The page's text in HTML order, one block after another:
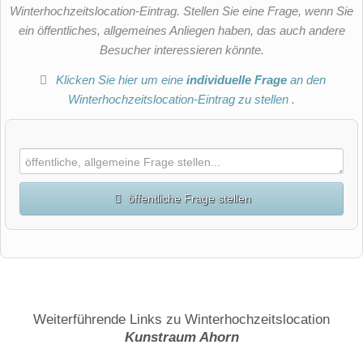
Winterhochzeitslocation-Eintrag. Stellen Sie eine Frage, wenn Sie
ein öffentliches, allgemeines Anliegen haben, das auch andere
Besucher interessieren könnte.
Klicken Sie hier um eineindividuelle Frage an den
Winterhochzeitslocation-Eintrag zu stellen .
öffentliche Frage stellen
Weiterführende Links zu Winterhochzeitslocation
Kunstraum Ahorn